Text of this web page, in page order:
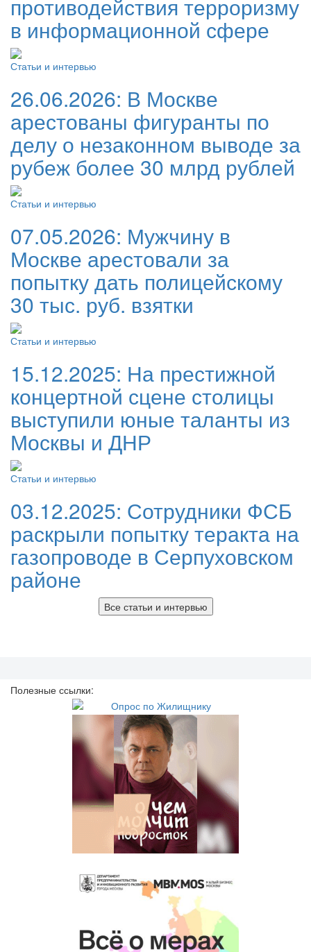
противодействия терроризму
в информационной сфере
Статьи и интервью
26.06.2026: В Москве
арестованы фигуранты по
делу о незаконном выводе за
рубеж более 30 млрд рублей
Статьи и интервью
07.05.2026: Мужчину в
Москве арестовали за
попытку дать полицейскому
30 тыс. руб. взятки
Статьи и интервью
15.12.2025: На престижной
концертной сцене столицы
выступили юные таланты из
Москвы и ДНР
Статьи и интервью
03.12.2025: Сотрудники ФСБ
раскрыли попытку теракта на
газопроводе в Серпуховском
районе
Все статьи и интервью
Полезные ссылки: